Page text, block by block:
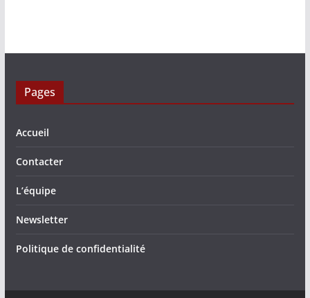
Pages
Accueil
Contacter
L’équipe
Newsletter
Politique de confidentialité